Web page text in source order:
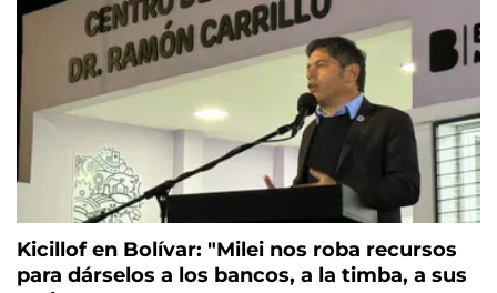
Kicillof en Bolívar: "Milei nos roba recursos
para dárselos a los bancos, a la timba, a sus